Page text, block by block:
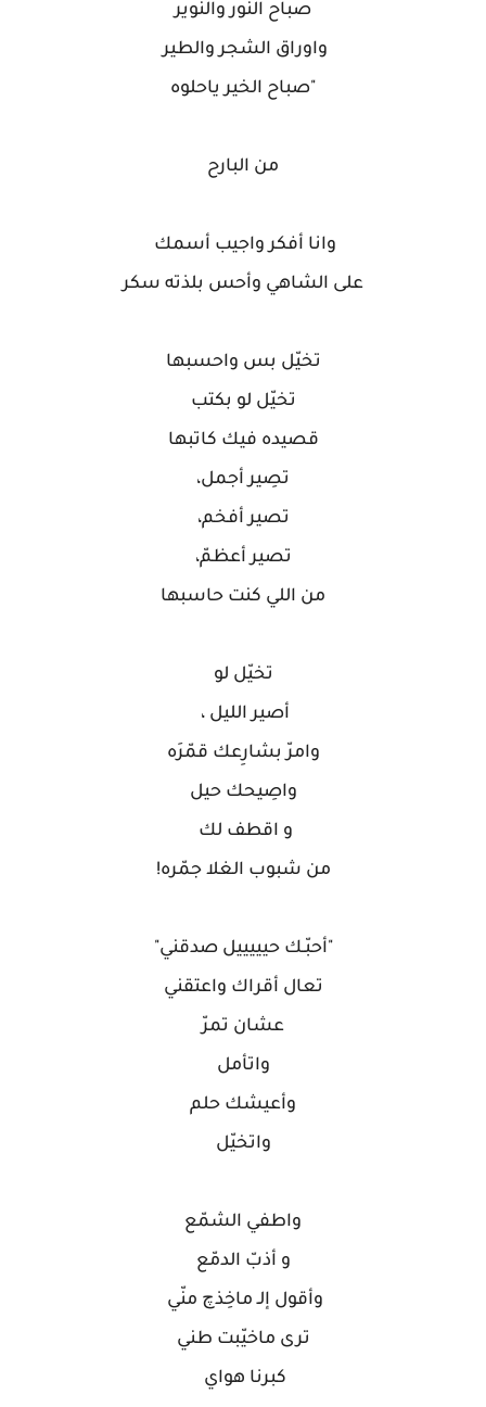
‏صباح النور والنوير
‏واوراق الشجر والطير
‏"صباح الخير ياحلوه
‏من البارح
‏وانا أفكر واجيب أسمك
‏على الشاهي وأحس بلذته سكر
‏تخيّل بس واحسبها
‏تخيّل لو بكتب
‏قصيده فيك كاتبها
‏تصِير أجمل،
‏تصير أفخم،
‏تصير أعظمّ،
‏من اللي كنت حاسبها
‏تخيّل لو
‏أصير الليل ،
‏وامرّ بشارِعك قمّرَه
‏واصِيحك حيل
‏و اقطف لك
‏من شبوب الغلا جمّره!
‏"أحبّـك حيييييل صدقني"
‏تعال أقراك واعتقني
‏عشان تمرّ
‏واتأمل
‏وأعيشك حلم
‏واتخيّل
‏واطفي الشمّع
‏و أذبّ الدمّع
‏وأقول إلـ ماخِذچ منّي
‏ترى ماخيّبت طني
‏كبرنا هواي